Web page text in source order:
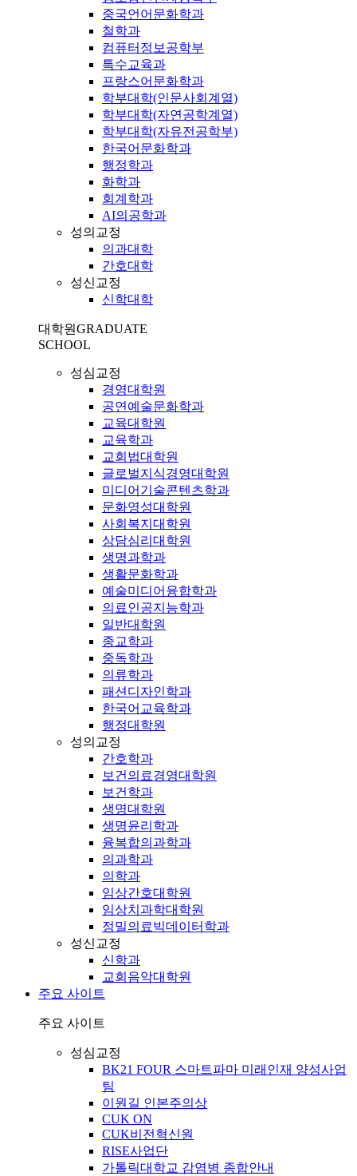
중국언어문화학과
철학과
컴퓨터정보공학부
특수교육과
프랑스어문화학과
학부대학(인문사회계열)
학부대학(자연공학계열)
학부대학(자유전공학부)
한국어문화학과
행정학과
화학과
회계학과
AI의공학과
성의교정
의과대학
간호대학
성신교정
신학대학
대학원GRADUATE
SCHOOL
성심교정
경영대학원
공연예술문화학과
교육대학원
교육학과
교회법대학원
글로벌지식경영대학원
미디어기술콘텐츠학과
문화영성대학원
사회복지대학원
상담심리대학원
생명과학과
생활문화학과
예술미디어융합학과
의료인공지능학과
일반대학원
종교학과
중독학과
의류학과
패션디자인학과
한국어교육학과
행정대학원
성의교정
간호학과
보건의료경영대학원
보건학과
생명대학원
생명윤리학과
융복합의과학과
의과학과
의학과
임상간호대학원
임상치과학대학원
정밀의료빅데이터학과
성신교정
신학과
교회음악대학원
주요 사이트
주요 사이트
성심교정
BK21 FOUR 스마트파마 미래인재 양성사업
팀
이원길 인본주의상
CUK ON
CUK비전혁신원
RISE사업단
가톨릭대학교 감염병 종합안내